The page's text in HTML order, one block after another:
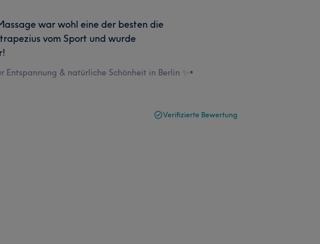
war wohl eine der besten die
vom Sport und wurde
& natürliche Schönheit in Berlin ✨ •
Verifizierte Bewertung